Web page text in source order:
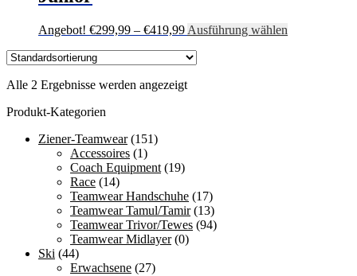
Optionen
können
Angebot! €299,99 – €419,99Preisspanne:
bis
Ausführung wählen
Alle 2 Ergebnisse werden angezeigt
Produkt-Kategorien
Ziener-Teamwear (151)
Accessoires (1)
Coach Equipment (19)
Race (14)
Teamwear Handschuhe (17)
Teamwear Tamul/Tamir (13)
Teamwear Trivor/Tewes (94)
Teamwear Midlayer (0)
Ski (44)
Erwachsene (27)